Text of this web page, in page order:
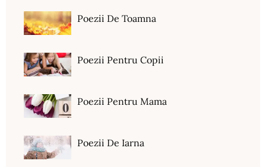
Poezii De Toamna
Poezii Pentru Copii
Poezii Pentru Mama
Poezii De Iarna